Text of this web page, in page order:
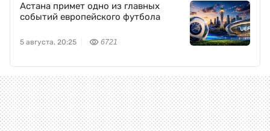
Астана примет одно из главных
событий европейского футбола
5 августа, 20:25 6721